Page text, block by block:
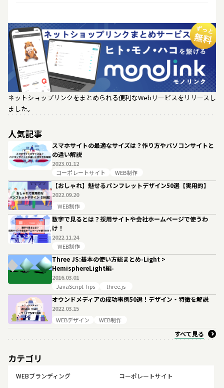
ネットショップリンクをまとめられる便利なWebサービスをリリースし
ました。
人気記事
スマホサイトの最適なサイズは？作り方やパソコンサイトと
の違い解説
2023.01.12
コーポレートサイト
WEB制作
【おしゃれ】魅せるパンフレットデザイン50選【実用的】
2022.09.20
WEB制作
数字で見るとは？採用サイトや会社ホームページで使うわ
け！
2022.11.24
WEB制作
Three JS:基本の使い方総まとめ-Light >
HemisphereLight編-
2016.03.01
JavaScript Tips
three.js
オウンドメディアの成功事例50選！デザイン・特徴を解説
2022.03.15
WEBデザイン
WEB制作
すべて見る
カテゴリ
WEBブランディング コーポレートサイト